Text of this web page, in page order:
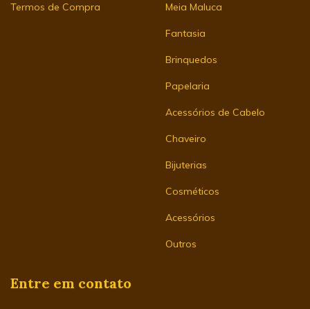
Termos de Compra Meia Maluca
Fantasia
Brinquedos
Papelaria
Acessórios de Cabelo
Chaveiro
Bijuterias
Cosméticos
Acessórios
Outros
Entre em contato